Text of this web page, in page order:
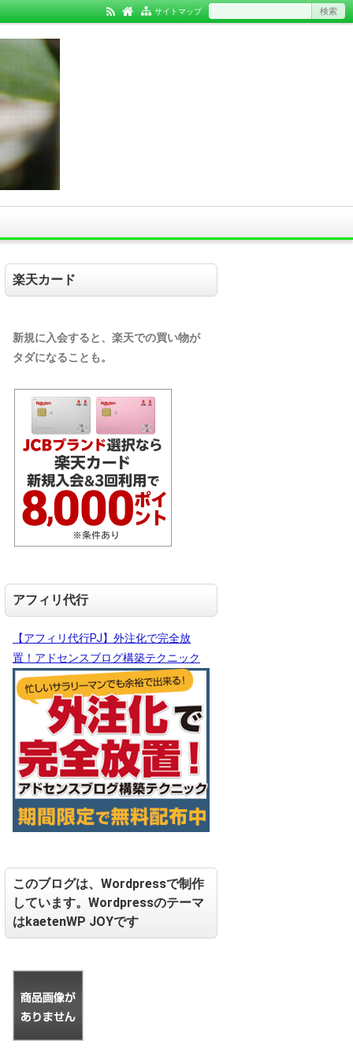
サイトマップ
楽天カード
新規に入会すると、楽天での買い物が
タダになることも。
アフィリ代行
【アフィリ代行PJ】外注化で完全放
置！アドセンスブログ構築テクニック
このブログは、Wordpressで制作
しています。Wordpressのテーマ
はkaetenWP JOYです